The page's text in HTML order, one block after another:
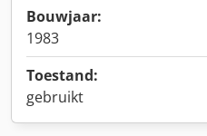
Bouwjaar:
1983
Toestand:
gebruikt